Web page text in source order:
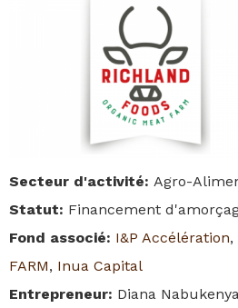
Secteur d'activité: Agro-
Statut: Financement
Fond associé: I&P Accélération,
FARM, Inua Capital
Entrepreneur: Diana